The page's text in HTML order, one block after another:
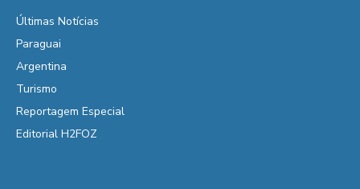
Últimas Notícias
Paraguai
Argentina
Turismo
Reportagem Especial
Editorial H2FOZ